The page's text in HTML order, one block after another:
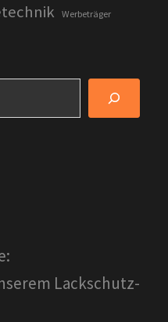
Werbeträger
Lackschutz-